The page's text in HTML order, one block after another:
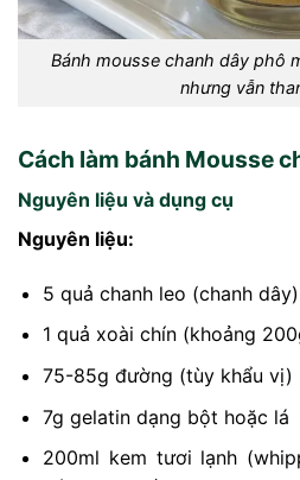
Bánh mousse chanh dây phô
nhưng vẫn
Cách làm bánh Mousse
Nguyên liệu và dụng cụ
Nguyên liệu:
5 quả chanh leo (chanh dây)
1 quả xoài chín (khoảng
75-85g đường (tùy khẩu vị)
7g gelatin dạng bột hoặc lá
200ml kem tươi lạnh